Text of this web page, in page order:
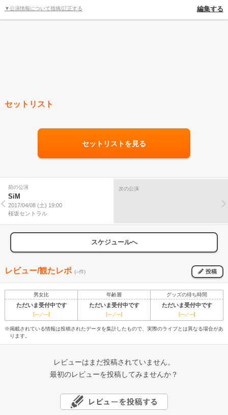
▼公演情報について指摘/訂正する 編集する
セットリスト
セットリストを見る
前の公演
SiM
2017/04/08 (土) 19:00
桜坂セントラル
次の公演
スケジュールへ
レビュー/観たレポ (--件) 投稿
男女比 年齢層 グッズの待ち時間
ただいま受付中です ただいま受付中です ただいま受付中です
[---／---] [---／---] [---／---]
※掲載されている情報は投稿されたデータを集計したもので、実際のライブとは異なる場合があ
ります。
レビューはまだ投稿されていません。
最初のレビューを投稿してみませんか？